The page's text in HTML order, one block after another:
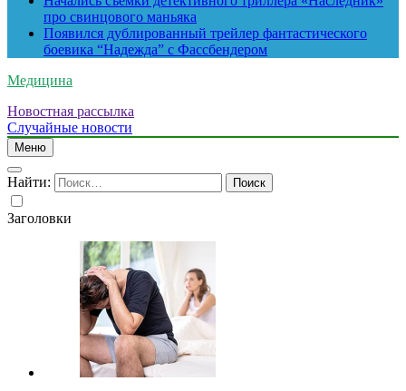
про свинцового маньяка
Появился дублированный трейлер фантастического
боевика “Надежда” с Фассбендером
Медицина
Новостная рассылка
Случайные новости
Меню
Найти:
Заголовки